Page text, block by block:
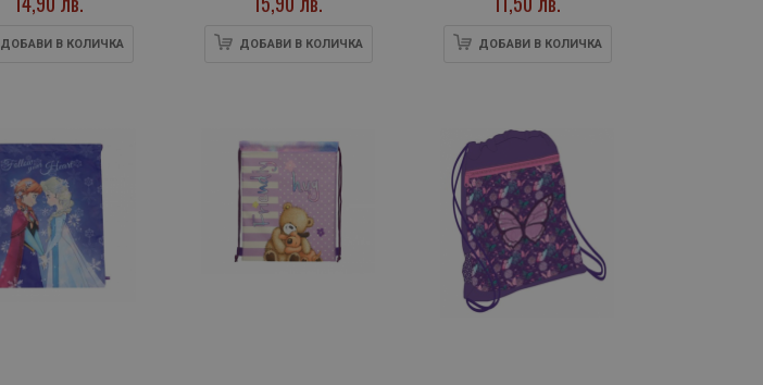
ДОБАВИ В КОЛИЧКА ДОБАВИ В КОЛИЧКА ДОБАВИ В КОЛИЧКА